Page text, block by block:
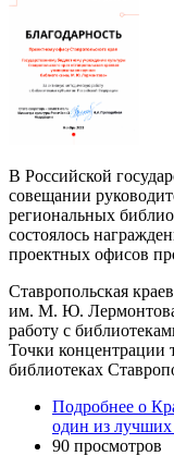
В Российской
совещании
региональных
состоялось
проектных офисов
Ставропольская
им. М. Ю. Лермонтова
работу с
Точки концентрации
библиотеках
Подробнее о
один из лучших
90 просмотров